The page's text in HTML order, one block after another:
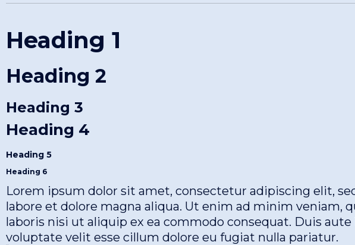
Heading 1
Heading 2
Heading 3
Heading 4
Heading 5
Heading 6
Lorem ipsum dolor sit amet, consectetur adipiscing elit,
labore et dolore magna aliqua. Ut enim ad minim veniam,
laboris nisi ut aliquip ex ea commodo consequat. Duis
voluptate velit esse cillum dolore eu fugiat nulla pariatur.